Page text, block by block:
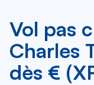
Vol pas
Charles
dès €